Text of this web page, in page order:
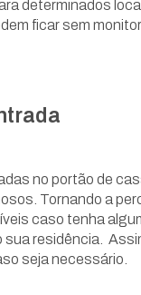
determinados
ficar sem
no portão de
Tornando a
caso tenha
residência.
seja necessário.